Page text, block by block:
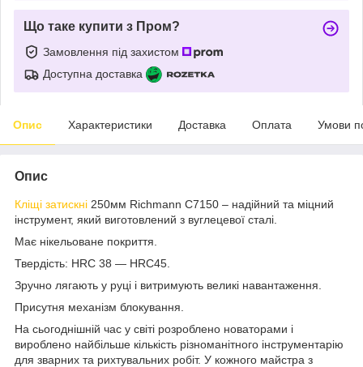
Що таке купити з Пром?
Замовлення під захистом
Доступна доставка
Опис Характеристики Доставка Оплата Умови
Опис
Кліщі затискні 250мм Richmann C7150 – надійний та міцний
інструмент, який виготовлений з вуглецевої сталі.
Має нікельоване покриття.
Твердість: HRC 38 — HRC45.
Зручно лягають у руці і витримують великі навантаження.
Присутня механізм блокування.
На сьогоднішній час у світі розроблено новаторами і
вироблено найбільше кількість різноманітного інструментарію
для зварних та рихтувальних робіт. У кожного майстра з